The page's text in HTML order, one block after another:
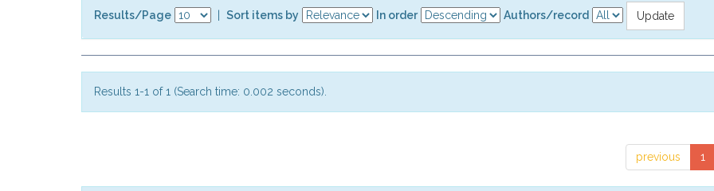
Results/Page Sort items by In order Authors/record
Results 1-1 of 1 (Search time: 0.002 seconds).
previous 1